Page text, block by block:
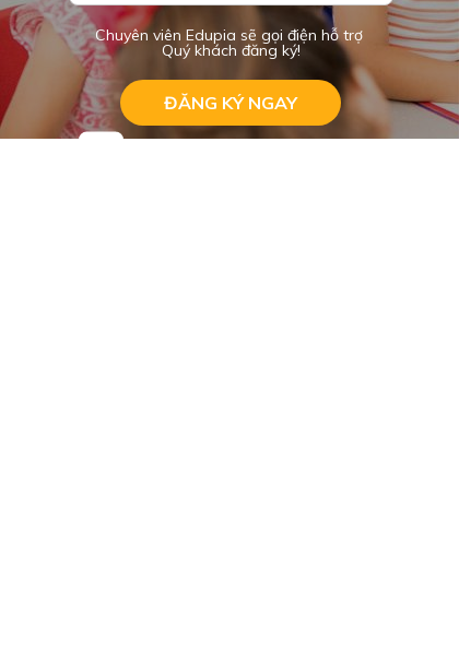
Chuyên viên Edupia sẽ gọi điện hỗ trợ
Quý khách đăng ký!
ĐĂNG KÝ NGAY